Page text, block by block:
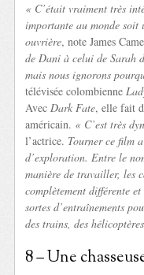
« C’était vraiment très
importante au monde soit
ouvrière, note James
de Dani à celui de Sarah
mais nous ignorons
télévisée colombienne
AvecDark Fate, elle fait
américain. « C’est très
l’actrice. Tourner ce film
d’exploration. Entre le
manière de travailler, les
complètement différente
sortes d’entraînements
des trains, des
8 – Une